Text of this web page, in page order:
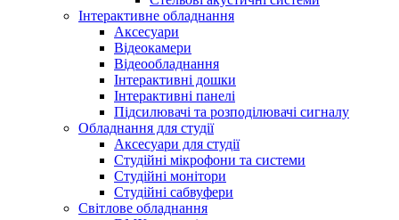
Інтерактивне обладнання
Аксесуари
Відеокамери
Відеообладнання
Інтерактивні дошки
Інтерактивні панелі
Підсилювачі та розподілювачі сигналу
Обладнання для студії
Аксесуари для студії
Студійні мікрофони та системи
Студійні монітори
Студійні сабвуфери
Світлове обладнання